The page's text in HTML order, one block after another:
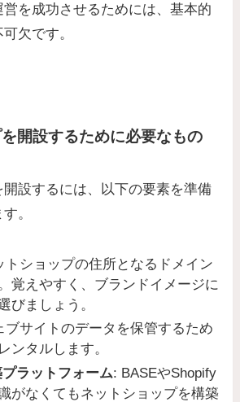
を成功させるためには、基本的
欠です。
開設するために必要なもの
設するには、以下の要素を準備
。
トショップの住所となるドメイン
覚えやすく、ブランドイメージに
びましょう。
ブサイトのデータを保管するため
ンタルします。
ラットフォーム: BASEやShopify
がなくてもネットショップを構築